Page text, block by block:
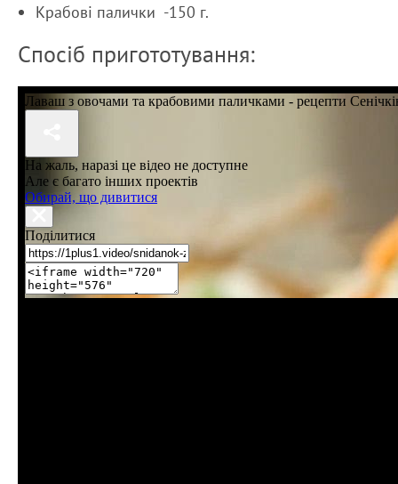
Крабові палички -150 г.
Спосіб пригототування: